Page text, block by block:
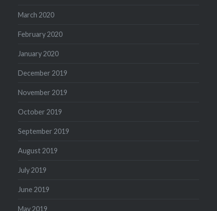
March 2020
February 2020
January 2020
December 2019
November 2019
October 2019
September 2019
August 2019
July 2019
June 2019
May 2019